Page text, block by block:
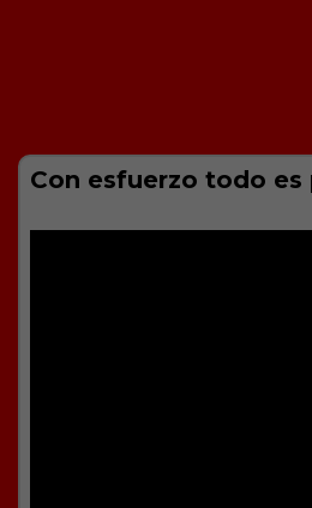
Con esfuerzo todo es